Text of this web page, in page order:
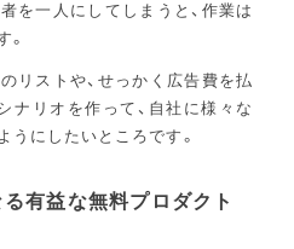
を一人にしてしまうと、作業は
リストや、せっかく広告費を払
ナリオを作って、自社に様々な
うにしたいところです。
有益な無料プロダクト